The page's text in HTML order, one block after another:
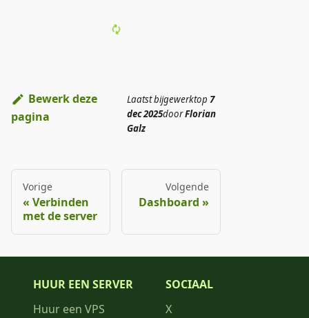
Bewerk deze
pagina
Laatst bijgewerktop 7
dec 2025doorFlorian
Galz
Vorige
Verbinden
met de server
Volgende
Dashboard
HUUR EEN SERVER
Huur een VPS
SOCIAAL
X